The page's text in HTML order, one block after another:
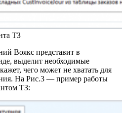
ТЗ
Воякс представит в
выделит необходимые
чего может не хватать для
На Рис.3 — пример работы
ТЗ: